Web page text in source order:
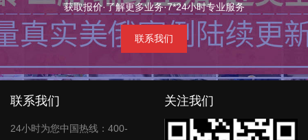
获取报价·了解更多业务·7*24小时专业服务
联系我们
联系我们
24小时为您中国热线：400-
关注我们